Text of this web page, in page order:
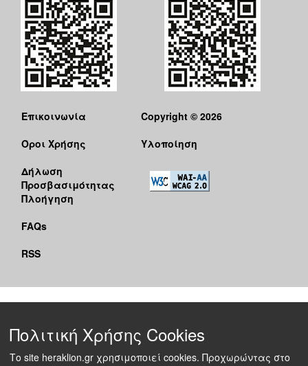
Επικοινωνία
Όροι Χρήσης
Δήλωση
Προσβασιμότητας
Πλοήγηση
FAQs
RSS
Copyright © 2026
Υλοποίηση
Πολιτική Χρήσης Cookies
Το site heraklion.gr χρησιμοποιεί cookies. Προχωρώντας στο